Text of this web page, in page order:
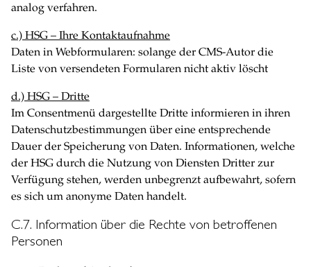
analog verfahren.
c.) HSG – Ihre Kontaktaufnahme
Daten in Webformularen: solange der CMS-Autor die
Liste von versendeten Formularen nicht aktiv löscht
d.) HSG – Dritte
Im Consentmenü dargestellte Dritte informieren in ihren
Datenschutzbestimmungen über eine entsprechende
Dauer der Speicherung von Daten. Informationen, welche
der HSG durch die Nutzung von Diensten Dritter zur
Verfügung stehen, werden unbegrenzt aufbewahrt, sofern
es sich um anonyme Daten handelt.
C.7. Information über die Rechte von betroffenen
Personen